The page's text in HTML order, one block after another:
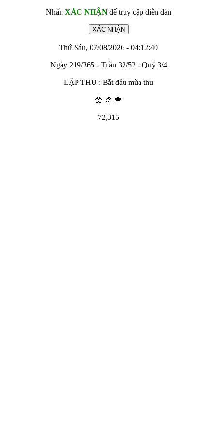
Nhấn XÁC NHẬNđể truy cập diễn đàn
Thứ Sáu, 07/08/2026 - 04:12:40
Ngày 219/365 - Tuần 32/52 - Quý 3/4
LẬP THU : Bắt đầu mùa thu
🌼 🍂 🍁
72,315